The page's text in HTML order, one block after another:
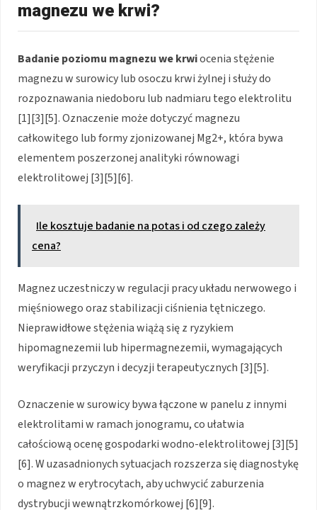
magnezu we krwi?
Badanie poziomu magnezu we krwiocenia stężenie
magnezu w surowicy lub osoczu krwi żylnej i służy do
rozpoznawania niedoboru lub nadmiaru tego elektrolitu
[1][3][5]. Oznaczenie może dotyczyć magnezu
całkowitego lub formy zjonizowanej Mg2+, która bywa
elementem poszerzonej analityki równowagi
elektrolitowej [3][5][6].
Ile kosztuje badanie na potas i od czego zależy
cena?
Magnez uczestniczy w regulacji pracy układu nerwowego i
mięśniowego oraz stabilizacji ciśnienia tętniczego.
Nieprawidłowe stężenia wiążą się z ryzykiem
hipomagnezemii lub hipermagnezemii, wymagających
weryfikacji przyczyn i decyzji terapeutycznych [3][5].
Oznaczenie w surowicy bywa łączone w panelu z innymi
elektrolitami w ramach jonogramu, co ułatwia
całościową ocenę gospodarki wodno-elektrolitowej [3][5]
[6]. W uzasadnionych sytuacjach rozszerza się diagnostykę
o magnez w erytrocytach, aby uchwycić zaburzenia
dystrybucji wewnątrzkomórkowej [6][9].